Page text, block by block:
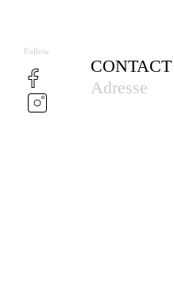
Follow
CONTACT
Adresse